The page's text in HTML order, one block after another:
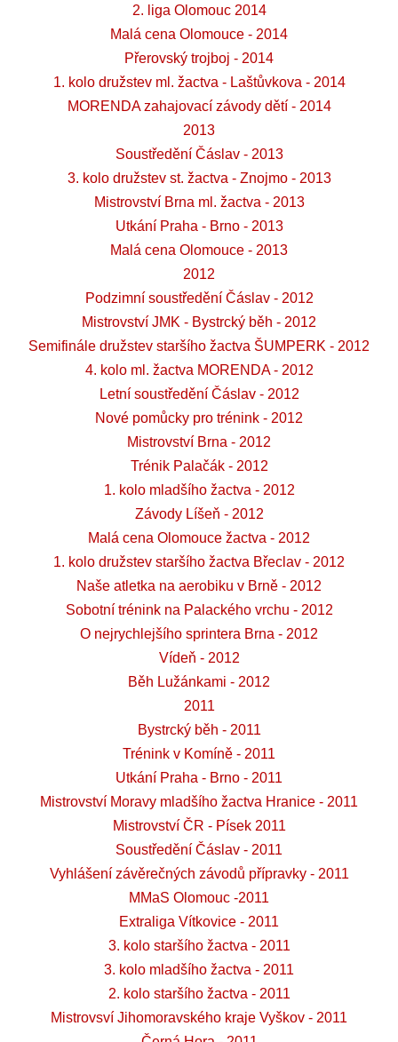
2. liga Olomouc 2014
Malá cena Olomouce - 2014
Přerovský trojboj - 2014
1. kolo družstev ml. žactva - Laštůvkova - 2014
MORENDA zahajovací závody dětí - 2014
2013
Soustředění Čáslav - 2013
3. kolo družstev st. žactva - Znojmo - 2013
Mistrovství Brna ml. žactva - 2013
Utkání Praha - Brno - 2013
Malá cena Olomouce - 2013
2012
Podzimní soustředění Čáslav - 2012
Mistrovství JMK - Bystrcký běh - 2012
Semifinále družstev staršího žactva ŠUMPERK - 2012
4. kolo ml. žactva MORENDA - 2012
Letní soustředění Čáslav - 2012
Nové pomůcky pro trénink - 2012
Mistrovství Brna - 2012
Trénik Palačák - 2012
1. kolo mladšího žactva - 2012
Závody Líšeň - 2012
Malá cena Olomouce žactva - 2012
1. kolo družstev staršího žactva Břeclav - 2012
Naše atletka na aerobiku v Brně - 2012
Sobotní trénink na Palackého vrchu - 2012
O nejrychlejšího sprintera Brna - 2012
Vídeň - 2012
Běh Lužánkami - 2012
2011
Bystrcký běh - 2011
Trénink v Komíně - 2011
Utkání Praha - Brno - 2011
Mistrovství Moravy mladšího žactva Hranice - 2011
Mistrovství ČR - Písek 2011
Soustředění Čáslav - 2011
Vyhlášení závěrečných závodů přípravky - 2011
MMaS Olomouc -2011
Extraliga Vítkovice - 2011
3. kolo staršího žactva - 2011
3. kolo mladšího žactva - 2011
2. kolo staršího žactva - 2011
Mistrovsví Jihomoravského kraje Vyškov - 2011